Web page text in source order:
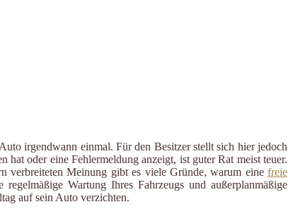
irgendwann einmal. Für den Besitzer stellt sich hier jedoch
hat oder eine Fehlermeldung anzeigt, ist guter Rat meist teuer.
verbreiteten Meinung gibt es viele Gründe, warum eine freie
Wartung Ihres Fahrzeugs und außerplanmäßige
auf sein Auto verzichten.